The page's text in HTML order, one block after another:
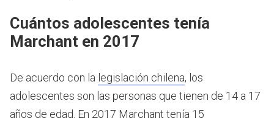
Cuántos adolescentes tenía
Marchant en 2017
De acuerdo con la legislación chilena, los
adolescentes son las personas que tienen de 14 a 17
años de edad. En 2017 Marchant tenía 15